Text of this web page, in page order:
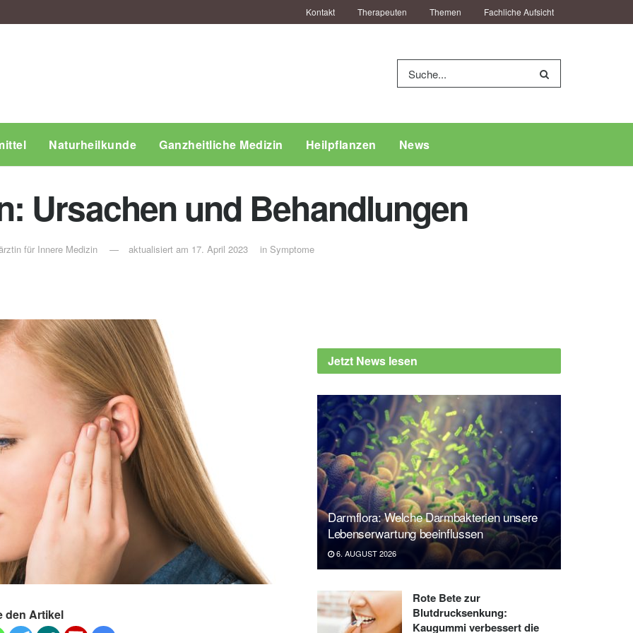
Kontakt Therapeuten Themen Fachliche Aufsicht
Naturheilkunde Ganzheitliche Medizin Heilpflanzen News
Ursachen und Behandlungen
für Innere Medizin aktualisiert am 17. April 2023 in Symptome
den Artikel
Jetzt News lesen
Darmflora: Welche Darmbakterien unsere
Lebenserwartung beeinflussen
6. AUGUST 2026
Rote Bete zur
Blutdrucksenkung:
Kaugummi verbessert die